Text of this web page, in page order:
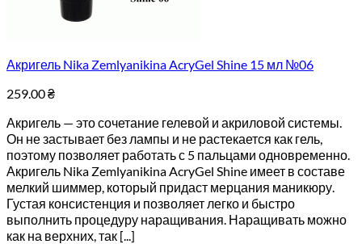
Акригель Nika Zemlyanikina AcryGel Shine 15 мл №06
259.00₴
Акригель — это сочетание гелевой и акриловой системы.
Он не застывает без лампы и не растекается как гель,
поэтому позволяет работать с 5 пальцами одновременно.
Акригель Nika Zemlyanikina AcryGel Shine имеет в составе
мелкий шиммер, который придаст мерцания маникюру.
Густая консистенция и позволяет легко и быстро
выполнить процедуру наращивания. Наращивать можно
как на верхних, так [...]